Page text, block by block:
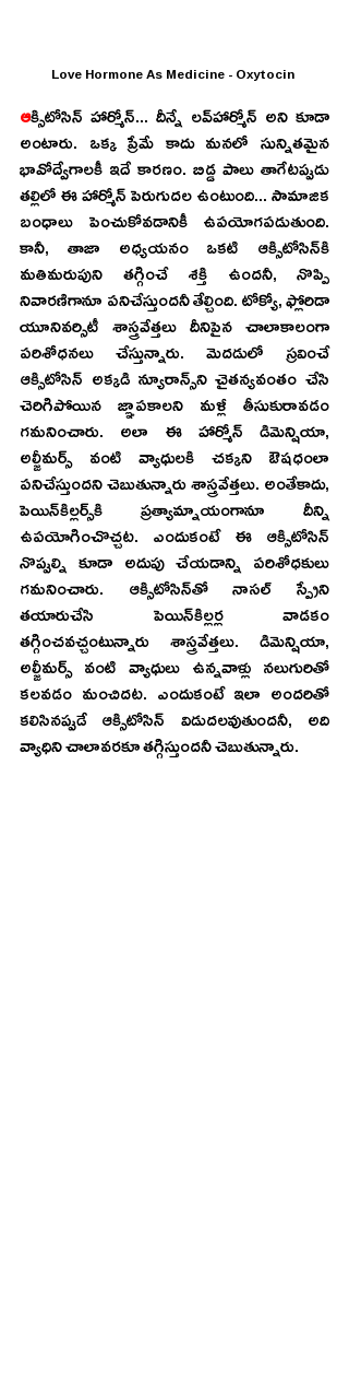
Love Hormone As Medicine - Oxytocin
ఆక్సిటోసిన్‌ హార్మోన్‌... దీన్నే లవ్‌హార్మోన్‌ అని కూడా
అంటారు. ఒక్క ప్రేమే కాదు మనలో సున్నితమైన
భావోద్వేగాలకీ ఇదే కారణం. బిడ్డ పాలు తాగేటప్పుడు
తల్లిలో ఈ హార్మోన్‌ పెరుగుదల ఉంటుంది... సామాజిక
బంధాలు పెంచుకోవడానికీ ఉపయోగపడుతుంది.
కానీ, తాజా అధ్యయనం ఒకటి ఆక్సిటోసిన్‌కి
మతిమరుపుని తగ్గించే శక్తి ఉందనీ, నొప్పి
నివారణిగానూ పనిచేస్తుందనీ తేల్చింది. టోక్యో, ఫ్లోరిడా
యూనివర్సిటీ శాస్త్రవేత్తలు దీనిపైన చాలాకాలంగా
పరిశోధనలు చేస్తున్నారు. మెదడులో స్రవించే
ఆక్సిటోసిన్‌ అక్కడి న్యూరాన్స్‌ని చైతన్యవంతం చేసి
చెరిగిపోయిన జ్ఞాపకాలని మళ్లీ తీసుకురావడం
గమనించారు. అలా ఈ హార్మోన్‌ డిమెన్షియా,
అల్జీమర్స్‌ వంటి వ్యాధులకి చక్కని ఔషధంలా
పనిచేస్తుందని చెబుతున్నారు శాస్త్రవేత్తలు. అంతేకాదు,
పెయిన్‌కిల్లర్స్‌కి ప్రత్యామ్నాయంగానూ దీన్ని
ఉపయోగించొచ్చట. ఎందుకంటే ఈ ఆక్సిటోసిన్‌
నొప్పుల్ని కూడా అదుపు చేయడాన్ని పరిశోధకులు
గమనించారు. ఆక్సిటోసిన్‌తో నాసల్‌ స్ప్రేని
తయారుచేసి పెయిన్‌కిల్లర్ల వాడకం
తగ్గించవచ్చంటున్నారు శాస్త్రవేత్తలు. డిమెన్షియా,
అల్జీమర్స్‌ వంటి వ్యాధులు ఉన్నవాళ్లు నలుగురితో
కలవడం మంచిదట. ఎందుకంటే ఇలా అందరితో
కలిసినప్పుడే ఆక్సిటోసిన్‌ విడుదలవుతుందనీ, అది
వ్యాధిని చాలావరకూ తగ్గిస్తుందనీ చెబుతున్నారు.